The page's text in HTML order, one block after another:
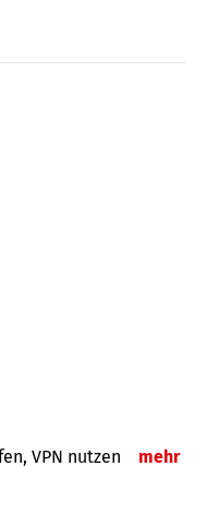
VPN nutzen mehr